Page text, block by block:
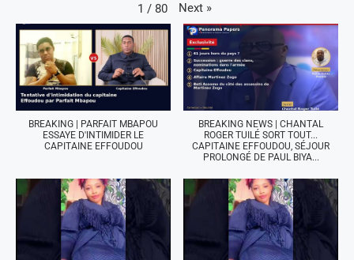
1 / 80 Next »
BREAKING | PARFAIT MBAPOU
ESSAYE D'INTIMIDER LE
CAPITAINE EFFOUDOU
BREAKING NEWS | CHANTAL
ROGER TUILÉ SORT TOUT...
CAPITAINE EFFOUDOU, SÉJOUR
PROLONGÉ DE PAUL BIYA...